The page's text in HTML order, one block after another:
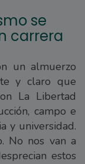
se
carrera
un almuerzo
y claro que
La Libertad
campo e
y universidad.
No nos van a
estos